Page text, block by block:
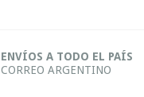
ENVÍOS A TODO EL PAÍS
CORREO ARGENTINO